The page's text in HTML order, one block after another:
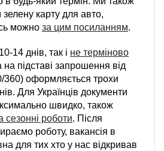
карту для авто,
можно за цим посиланням.
14 днів, так і не терміново
на підставі запрошення від
360) оформляється трохи
Для Українців документи
швидко, також
сезонні роботи. Після
роботу, вакансія в
для тих хто у нас відкривав